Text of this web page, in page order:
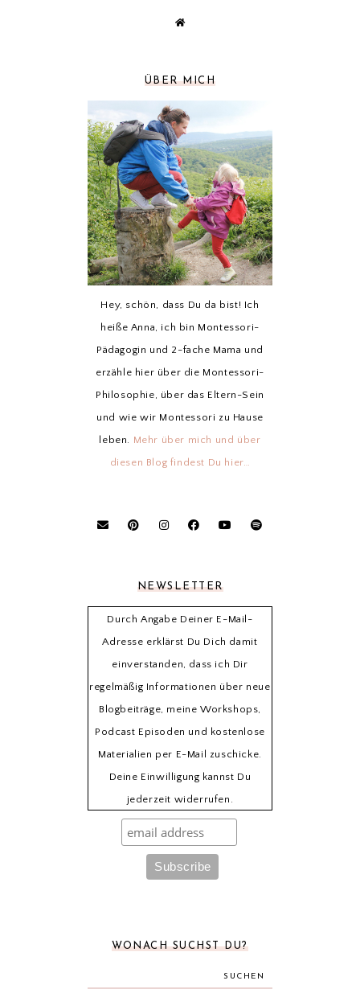
ÜBER MICH
Hey, schön, dass Du da bist! Ich
heiße Anna, ich bin Montessori-
Pädagogin und 2-fache Mama und
erzähle hier über die Montessori-
Philosophie, über das Eltern-Sein
und wie wir Montessori zu Hause
leben. Mehr über mich und über
diesen Blog findest Du hier…
NEWSLETTER
Durch Angabe Deiner E-Mail-
Adresse erklärst Du Dich damit
einverstanden, dass ich Dir
regelmäßig Informationen über neue
Blogbeiträge, meine Workshops,
Podcast Episoden und kostenlose
Materialien per E-Mail zuschicke.
Deine Einwilligung kannst Du
jederzeit widerrufen.
WONACH SUCHST DU?
SUCHEN